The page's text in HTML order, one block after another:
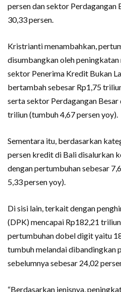
persen dan sektor Perdagangan
30,33 persen.
Kristrianti menambahkan,
disumbangkan oleh
sektor Penerima Kredit Bukan
bertambah sebesar Rp1,75
serta sektor Perdagangan Besar
triliun (tumbuh 4,67 persen yoy).
Sementara itu, berdasarkan
persen kredit di Bali disalurkan
dengan pertumbuhan sebesar
5,33 persen yoy).
Di sisi lain, terkait dengan
(DPK) mencapai Rp182,21
pertumbuhan dobel digit yaitu
tumbuh melandai dibandingkan
sebelumnya sebesar 24,02
“Berdasarkan jenisnya,